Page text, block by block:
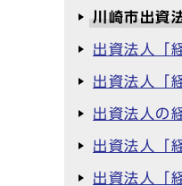
川崎市出資
出資法人「
出資法人「
出資法人の
出資法人「
出資法人「